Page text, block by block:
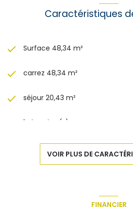
Caractéristiques
Surface 48,34 m²
carrez 48,34 m²
séjour 20,43 m²
1 chambre(s)
1 salle(s) d'eau
Chauffage individuel :
VOIR PLUS DE
FINANCIER